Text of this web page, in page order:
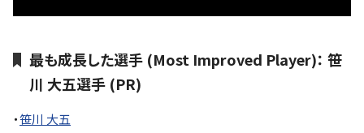
最も成長した選手 (Most Improved Player)： 笹
川 大五選手 (PR)
・笹川 大五